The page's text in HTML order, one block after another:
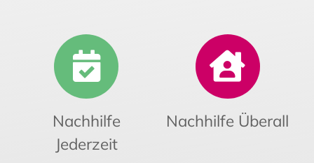
Nachhilfe
Jederzeit
Nachhilfe Überall